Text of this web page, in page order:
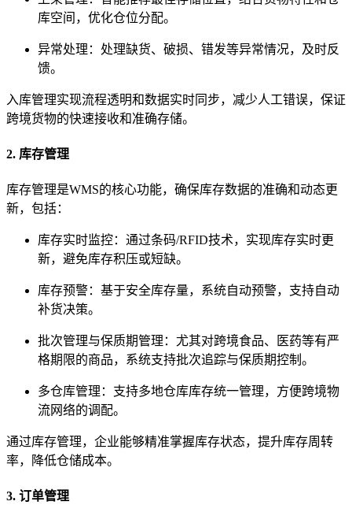
库空间，优化仓位分配。
异常处理：处理缺货、破损、错发等异常情况，及时反
馈。
入库管理实现流程透明和数据实时同步，减少人工错误，保证
跨境货物的快速接收和准确存储。
2. 库存管理
库存管理是WMS的核心功能，确保库存数据的准确和动态更
新，包括：
库存实时监控：通过条码/RFID技术，实现库存实时更
新，避免库存积压或短缺。
库存预警：基于安全库存量，系统自动预警，支持自动
补货决策。
批次管理与保质期管理：尤其对跨境食品、医药等有严
格期限的商品，系统支持批次追踪与保质期控制。
多仓库管理：支持多地仓库库存统一管理，方便跨境物
流网络的调配。
通过库存管理，企业能够精准掌握库存状态，提升库存周转
率，降低仓储成本。
3. 订单管理